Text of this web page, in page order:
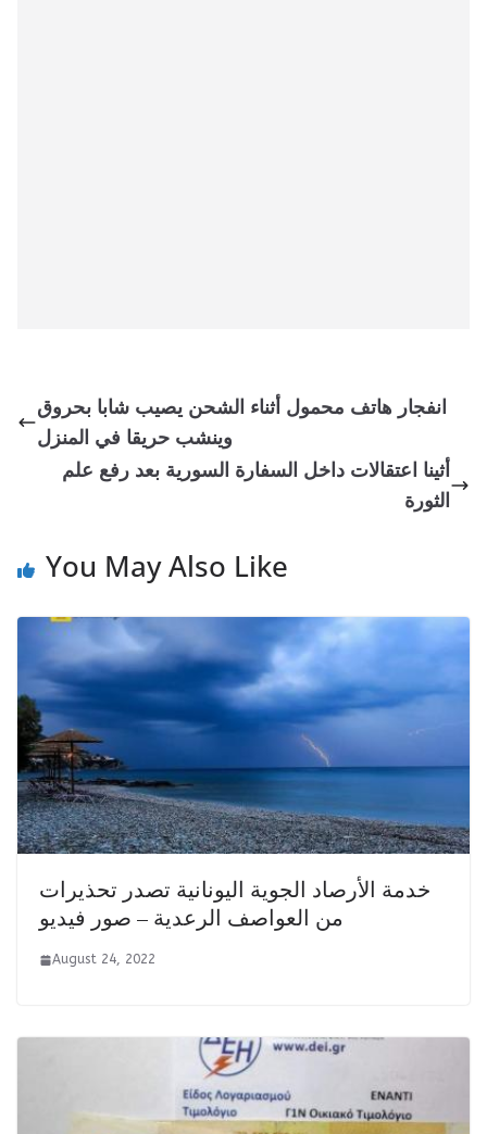
انفجار هاتف محمول أثناء الشحن يصيب شابا بحروق
وينشب حريقا في المنزل
أثينا اعتقالات داخل السفارة السورية بعد رفع علم
الثورة
You May Also Like
خدمة الأرصاد الجوية اليونانية تصدر تحذيرات
من العواصف الرعدية – صور فيديو
August 24, 2022